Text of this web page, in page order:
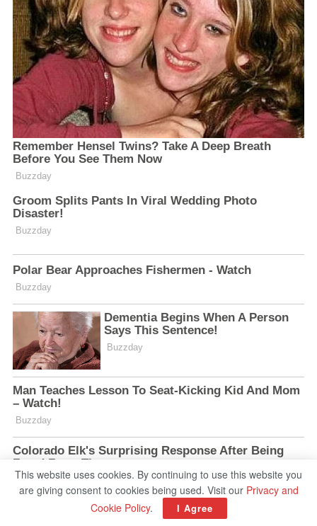
This website uses cookies. By continuing to use this website you
are giving consent to cookies being used. Visit our Privacy and
Cookie Policy. I Agree